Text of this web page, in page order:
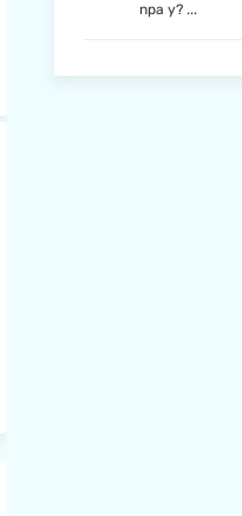
npa y? ...